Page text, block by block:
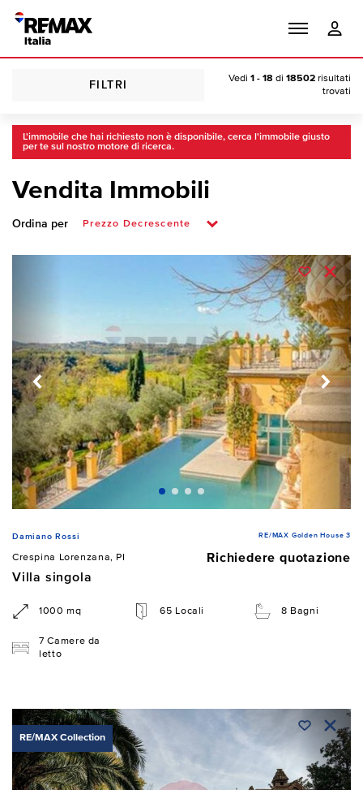
FILTRI
Vedi 1 - 18 di 18502 risultati
trovati
L'immobile che hai richiesto non è disponibile, cerca l'immobile giusto
per te sul nostro motore di ricerca.
Vendita Immobili
Ordina per
Damiano Rossi RE/MAX Golden House 3
Crespina Lorenzana, PI
Richiedere quotazione
Villa singola
1000 mq 65 Locali 8 Bagni
7 Camere da
letto
RE/MAX Collection